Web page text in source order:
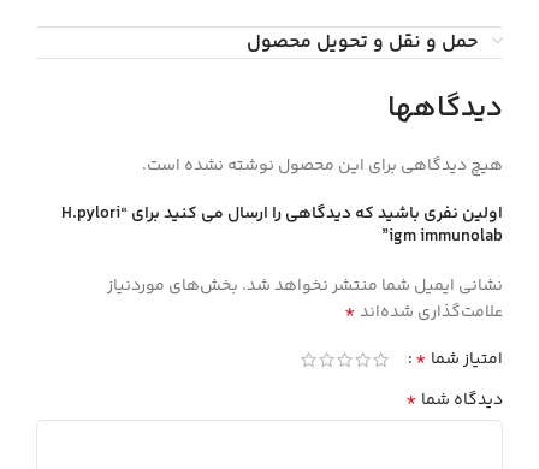
حمل و نقل و تحویل محصول
دیدگاهها
هیچ دیدگاهی برای این محصول نوشته نشده است.
اولین نفری باشید که دیدگاهی را ارسال می کنید برای “H.pylori
igm immunolab”
نشانی ایمیل شما منتشر نخواهد شد. بخش‌های موردنیاز
علامت‌گذاری شده‌اند*
امتیاز شما *
دیدگاه شما *